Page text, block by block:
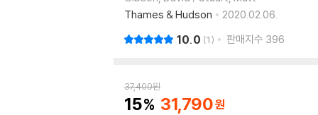
Thames & Hudson
2020.02.06.
10.0 1 판매지수 396
37,400원
15 31,790